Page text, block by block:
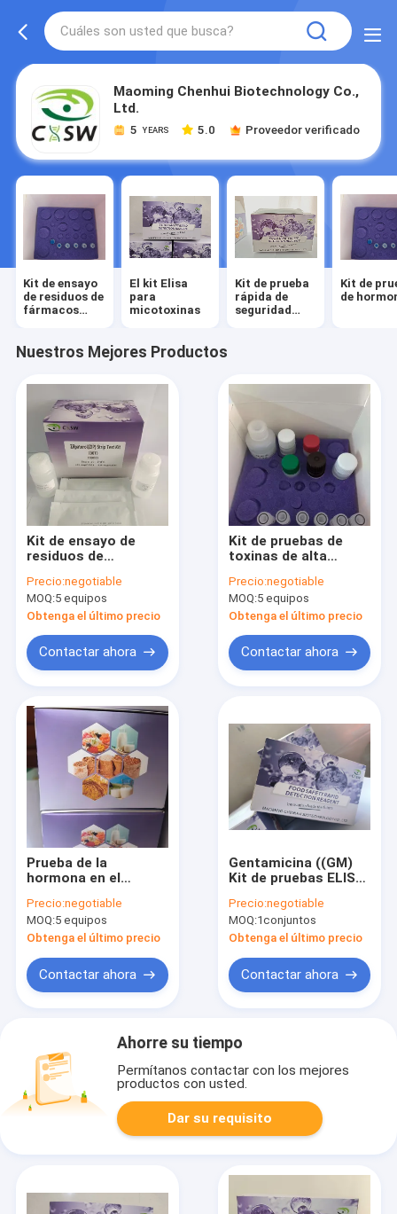
Maoming Chenhui Biotechnology Co.,
Ltd.
5 YEARS 5.0 Proveedor verificado
Kit de ensayo
de residuos de
fármacos
El kit Elisa
para
micotoxinas
Kit de prueba
rápida de
seguridad
Kit de
de
Nuestros Mejores Productos
Kit de ensayo de
residuos de
veterinarios ELISA
Precio:negotiable
MOQ:5 equipos
Obtenga el último precio
Contactar ahora
Kit de pruebas de
toxinas de alta
pruebas rápidas de
tetrodotoxina TTX
ELISA
Precio:negotiable
MOQ:5 equipos
Obtenga el último precio
Contactar ahora
Prueba de la
hormona en el
en el suero
Boldenona 0.2 Ng/g
Precio:negotiable
MOQ:5 equipos
Obtenga el último precio
Contactar ahora
Gentamicina ((GM)
Kit de pruebas ELISA
suero, orina, caldo de
proteína de soja,
huevos de lana,
Precio:negotiable
MOQ:1conjuntos
Obtenga el último precio
Contactar ahora
Ahorre su tiempo
Permítanos contactar con los mejores
productos con usted.
Dar su requisito